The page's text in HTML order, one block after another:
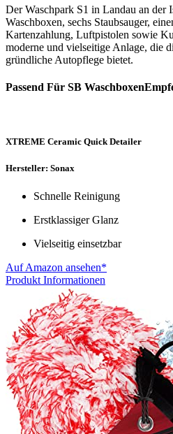
Der Waschpark S1 in Landau an der
Waschboxen, sechs Staubsauger,
Kartenzahlung, Luftpistolen sowie
moderne und vielseitige Anlage, die
gründliche Autopflege bietet.
Passend Für SB
XTREME Ceramic Quick Detailer
Hersteller: Sonax
Schnelle Reinigung
Erstklassiger Glanz
Vielseitig einsetzbar
Auf Amazon ansehen*
Produkt Informationen